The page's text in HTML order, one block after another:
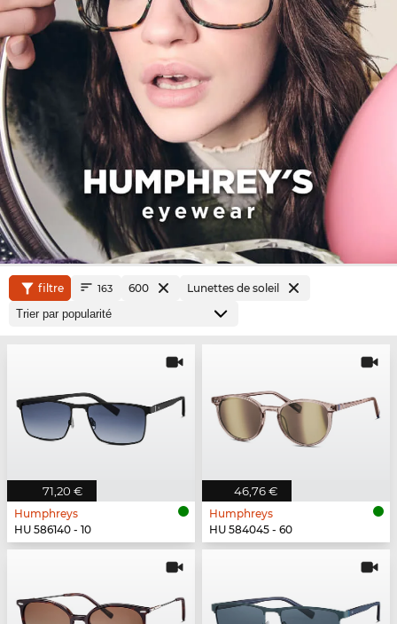
filtre 163 600 Lunettes de soleil
71,20 €
Humphreys
HU 586140 - 10
46,76 €
Humphreys
HU 584045 - 60